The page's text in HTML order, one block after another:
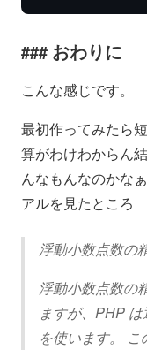
おわりに
こんな感じです。
最初作ってみたら
算がわけわからん
んなもんなのかな
アルを見たところ
浮動小数点数の
浮動小数点数の
ますが、PHP
を使います。